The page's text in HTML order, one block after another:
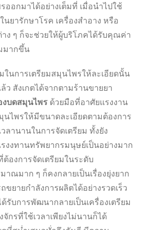
ออกมาได้อย่างเต็มที่ เมื่อนำไปใช้
นยารักษาโรค เครื่องสำอาง หรือ
ง ๆ ก็จะช่วยให้ผู้บริโภคได้รับคุณค่า
มากขึ้น
รเตรียมสมุนไพรให้ละเอียดนั้น
ว สังเกตได้จากตามร้านขายยา
งบดสมุนไพร ด้วยมือที่อาศัยแรงงาน
นไพรให้มีขนาดละเอียดตามต้องการ
ลานานในการจัดเตรียม ทั้งยัง
งงทานทรัพยากรมนุษย์เป็นอย่างมาก
องการจัดเตรียมในระดับ
าณมาก ๆ ก็คงกลายเป็นเรื่องยุ่งยาก
ขยายกำลังการผลิตได้อย่างรวดเร็ว
รับการพัฒนากลายเป็นเครื่องเตรียม
กรที่ใช้เวลาเพียงไม่นานก็ได้